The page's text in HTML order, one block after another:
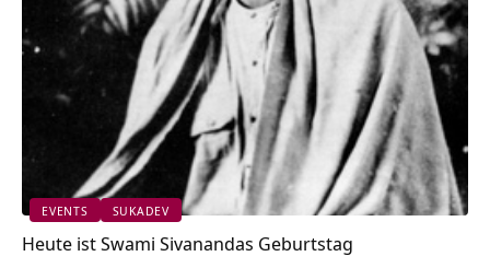
EVENTS SUKADEV
Heute ist Swami Sivanandas Geburtstag